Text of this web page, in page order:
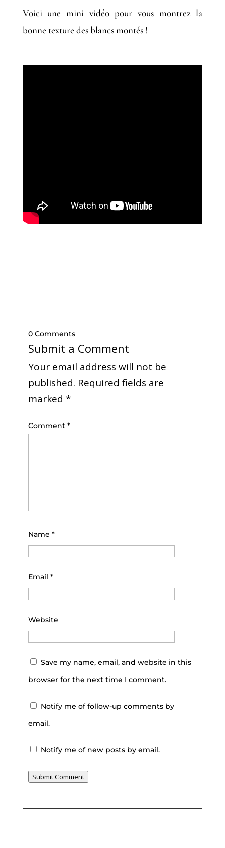
Voici une mini vidéo pour vous montrez la
bonne texture des blancs montés !
0 Comments
Submit a Comment
Your email address will not be
published. Required fields are
marked *
Comment *
Name *
Email *
Website
Save my name, email, and website in this
browser for the next time I comment.
Notify me of follow-up comments by
email.
Notify me of new posts by email.
Submit Comment